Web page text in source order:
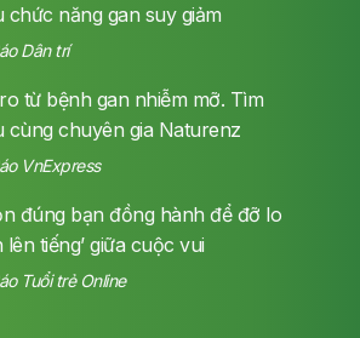
chức năng gan suy giảm
Dân trí
từ bệnh gan nhiễm mỡ. Tìm
cùng chuyên gia Naturenz
VnExpress
đúng bạn đồng hành để đỡ lo
lên tiếng’ giữa cuộc vui
Tuổi trẻ Online